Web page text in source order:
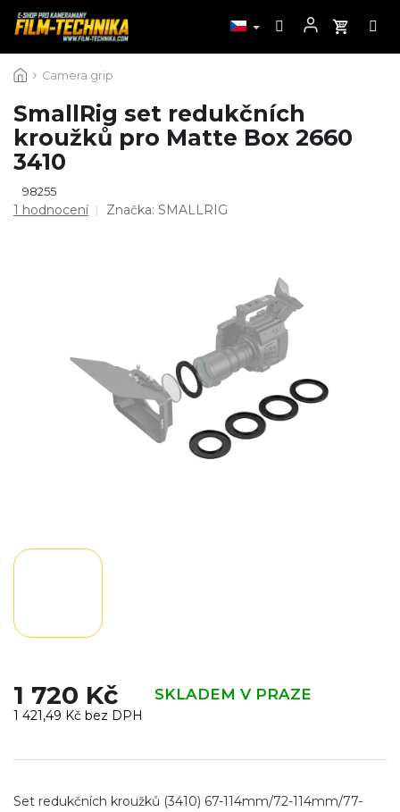
na
Camera grip
SmallRig set redukčních
kroužků pro Matte Box 2660
3410
98255
Průměrné
1 hodnocení Značka: SMALLRIG
1 720 Kč SKLADEM V PRAZE
1 421,49 Kč bez DPH
cena:
Set redukčních kroužků (3410) 67-114mm/72-114mm/77-